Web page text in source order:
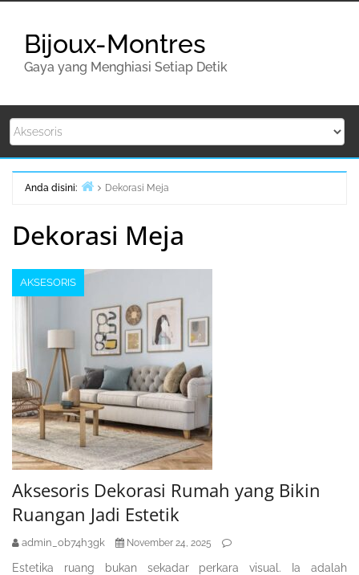
kontenBijoux-Montres
Gaya yang Menghiasi Setiap Detik
Anda disini:
Dekorasi Meja
Dekorasi Meja
AKSESORIS
Aksesoris Dekorasi Rumah yang Bikin
Ruangan Jadi Estetik
admin_ob74h3gk November 24, 2025
Estetika ruang bukan sekadar perkara visual. Ia adalah